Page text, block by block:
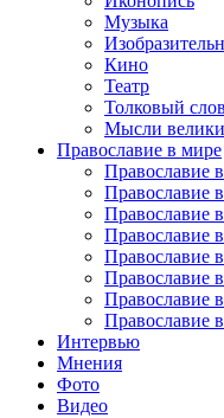
Музыка
Кино
Театр
Толковый
Мысли
Православие в мире
Православие
Православие
Православие
Православие
Православие
Православие
Православие
Православие
Интервью
Мнения
Фото
Видео